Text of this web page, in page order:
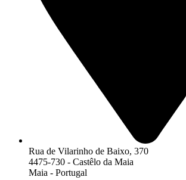
Rua de Vilarinho de Baixo, 370
4475-730 - Castêlo da Maia
Maia - Portugal